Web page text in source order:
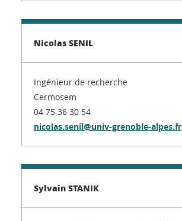
Nicolas SENIL
Ingénieur de recherche
Cermosem
04 75 36 30 54
nicolas.senil@univ-grenoble-alpes.fr
Sylvain STANIK